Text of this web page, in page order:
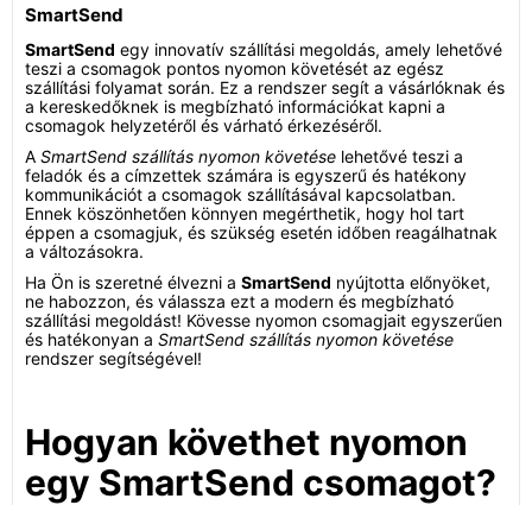
SmartSend
SmartSend egy innovatív szállítási megoldás, amely lehetővé
teszi a csomagok pontos nyomon követését az egész
szállítási folyamat során. Ez a rendszer segít a vásárlóknak és
a kereskedőknek is megbízható információkat kapni a
csomagok helyzetéről és várható érkezéséről.
A SmartSend szállítás nyomon követése lehetővé teszi a
feladók és a címzettek számára is egyszerű és hatékony
kommunikációt a csomagok szállításával kapcsolatban.
Ennek köszönhetően könnyen megérthetik, hogy hol tart
éppen a csomagjuk, és szükség esetén időben reagálhatnak
a változásokra.
Ha Ön is szeretné élvezni a SmartSend nyújtotta előnyöket,
ne habozzon, és válassza ezt a modern és megbízható
szállítási megoldást! Kövesse nyomon csomagjait egyszerűen
és hatékonyan a SmartSend szállítás nyomon követése
rendszer segítségével!
Hogyan követhet nyomon
egy SmartSend csomagot?